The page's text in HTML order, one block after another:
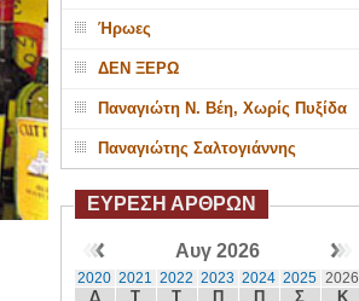
Ήρωες
ΔΕΝ ΞΕΡΩ
Παναγιώτη Ν. Βέη, Χωρίς Πυξίδα
Παναγιώτης Σαλτογιάννης
ΕΥΡΕΣΗ ΑΡΘΡΩΝ
Αυγ 2026
2020 2021 2022 2023 2024 2025 2026
Δ Τ Τ Π Π Σ Κ